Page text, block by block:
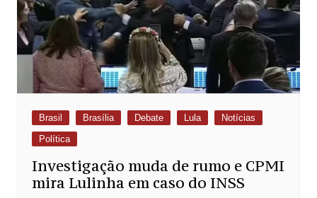
Brasil Brasília Debate Lula
Notícias
Política
Investigação muda de rumo e CPMI
mira Lulinha em caso do INSS